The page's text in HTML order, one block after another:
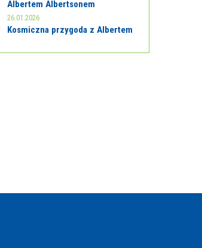
Albertem Albertsonem
26.01.2026
Kosmiczna przygoda z Albertem